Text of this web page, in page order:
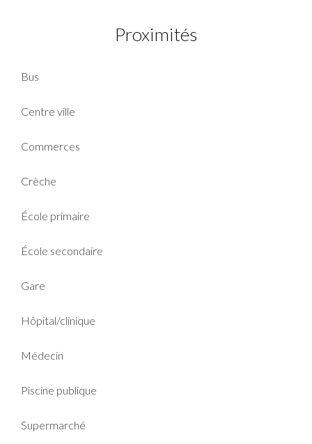
Proximités
Bus
Centre ville
Commerces
Crèche
École primaire
École secondaire
Gare
Hôpital/clinique
Médecin
Piscine publique
Supermarché